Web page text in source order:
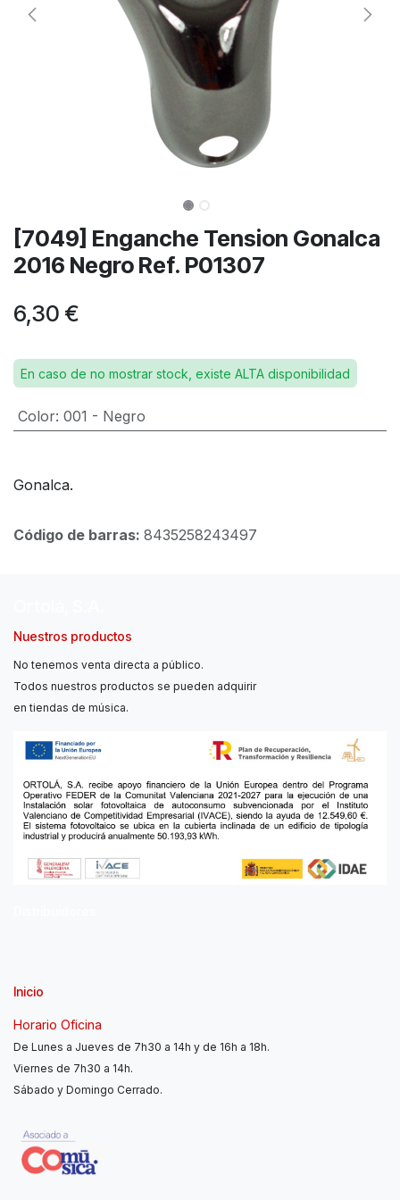
[7049] Enganche Tension Gonalca
2016 Negro Ref. P01307
6,30 €
En caso de no mostrar stock, existe ALTA disponibilidad
Color: 001 - Negro
Gonalca.
Código de barras: 8435258243497
Nuestros productos
No tenemos venta directa a público.
Todos nuestros productos se pueden adquirir
en tiendas de música.
Inicio
Horario Oficina
De Lunes a Jueves de 7h30 a 14h y de 16h a 18h.
Viernes de 7h30 a 14h.
Sábado y Domingo Cerrado.